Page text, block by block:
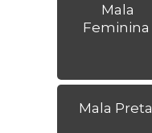
Mala
Feminina
Mala Preta